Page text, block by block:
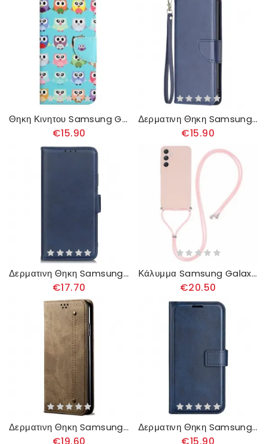
Θηκη Κινητου Samsung Galaxy A55 5g Θήκες Κινητών Φυλή Κουκουβάγιας
€15.90
Δερματινη Θηκη Samsung Galaxy A55 5g Πορτοφόλι Με Υφή Με Λουράκι
€15.90
Δερματινη Θηκη Samsung Galaxy A55 5g Διπλό Κούμπωμα Σιλικόνης
€17.70
Κάλυμμα Samsung Galaxy A55 5g Με Ροζ Κορδόνι
€20.50
Δερματινη Θηκη Samsung Galaxy A55 5g Τζιν Ύφασμα Δερματινη Θηκη Samsung Galaxy A55 5g Στυλ Πορτοφολιού